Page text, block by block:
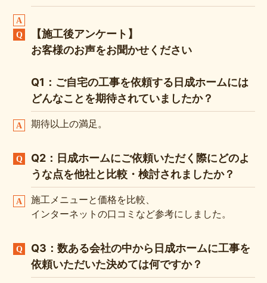
【施工後アンケート】
お客様のお声をお聞かせください
Q1：ご自宅の工事を依頼する日成ホームには
どんなことを期待されていましたか？
期待以上の満足。
Q2：日成ホームにご依頼いただく際にどのよ
うな点を他社と比較・検討されましたか？
施工メニューと価格を比較、
インターネットの口コミなど参考にしました。
Q3：数ある会社の中から日成ホームに工事を
依頼いただいた決めては何ですか？